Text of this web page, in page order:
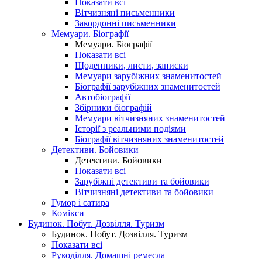
Показати всі
Вітчизняні письменники
Закордонні письменники
Мемуари. Біографії
Мемуари. Біографії
Показати всі
Щоденники, листи, записки
Мемуари зарубіжних знаменитостей
Біографії зарубіжних знаменитостей
Автобіографії
Збірники біографій
Мемуари вітчизняних знаменитостей
Історії з реальними подіями
Біографії вітчизняних знаменитостей
Детективи. Бойовики
Детективи. Бойовики
Показати всі
Зарубіжні детективи та бойовики
Вітчизняні детективи та бойовики
Гумор і сатира
Комікси
Будинок. Побут. Дозвілля. Туризм
Будинок. Побут. Дозвілля. Туризм
Показати всі
Рукоділля. Домашні ремесла